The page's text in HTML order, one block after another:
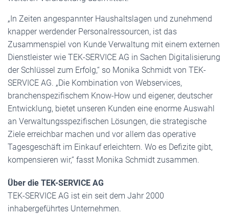
„In Zeiten angespannter Haushaltslagen und zunehmend
knapper werdender Personalressourcen, ist das
Zusammenspiel von Kunde Verwaltung mit einem externen
Dienstleister wie TEK-SERVICE AG in Sachen Digitalisierung
der Schlüssel zum Erfolg,“ so Monika Schmidt von TEK-
SERVICE AG. „Die Kombination von Webservices,
branchenspezifischem Know-How und eigener, deutscher
Entwicklung, bietet unseren Kunden eine enorme Auswahl
an Verwaltungsspezifischen Lösungen, die strategische
Ziele erreichbar machen und vor allem das operative
Tagesgeschäft im Einkauf erleichtern. Wo es Defizite gibt,
kompensieren wir,“ fasst Monika Schmidt zusammen.
Über die TEK-SERVICE AG
TEK-SERVICE AG ist ein seit dem Jahr 2000
inhabergeführtes Unternehmen.